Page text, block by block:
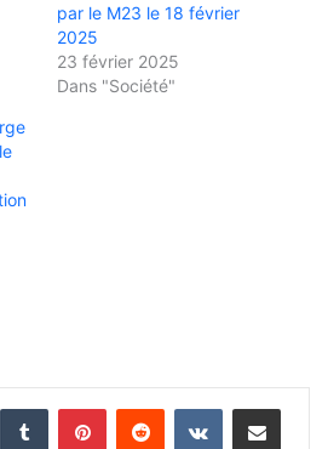
par le M23 le 18 février
2025
23 février 2025
Dans "Société"